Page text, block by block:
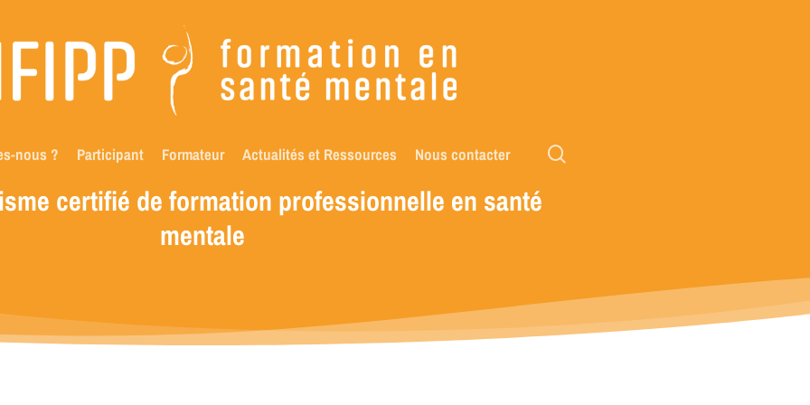
nous ? Participant Formateur Actualités et Ressources Nous contacter
certifié de formation professionnelle en santé
mentale